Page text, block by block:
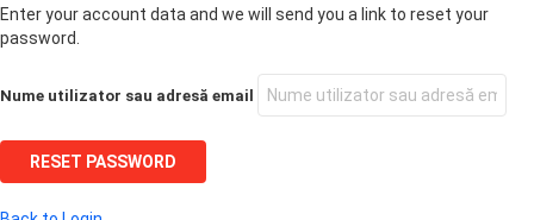
Enter your account data and we will send you a link to reset your
password.
Nume utilizator sau adresă email